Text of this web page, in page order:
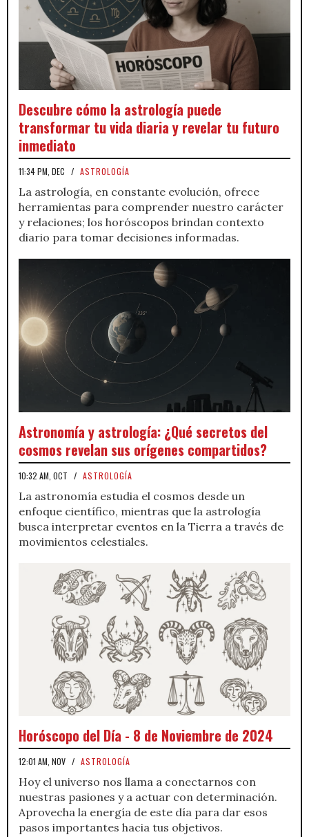
Descubre cómo la astrología puede
transformar tu vida diaria y revelar tu futuro
inmediato
11:34 PM, DEC / ASTROLOGÍA
La astrología, en constante evolución, ofrece
herramientas para comprender nuestro carácter
y relaciones; los horóscopos brindan contexto
diario para tomar decisiones informadas.
Astronomía y astrología: ¿Qué secretos del
cosmos revelan sus orígenes compartidos?
10:32 AM, OCT / ASTROLOGÍA
La astronomía estudia el cosmos desde un
enfoque científico, mientras que la astrología
busca interpretar eventos en la Tierra a través de
movimientos celestiales.
Horóscopo del Día - 8 de Noviembre de 2024
12:01 AM, NOV / ASTROLOGÍA
Hoy el universo nos llama a conectarnos con
nuestras pasiones y a actuar con determinación.
Aprovecha la energía de este día para dar esos
pasos importantes hacia tus objetivos.